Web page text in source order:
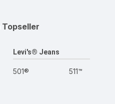
Topseller
Levi's® Jeans
501® 511™